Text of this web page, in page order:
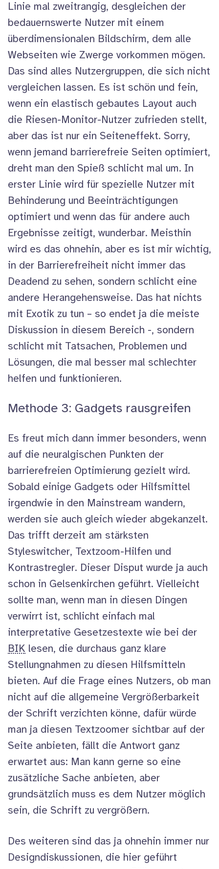
Linie mal zweitrangig, desgleichen der
bedauernswerte Nutzer mit einem
überdimensionalen Bildschirm, dem alle
Webseiten wie Zwerge vorkommen mögen.
Das sind alles Nutzergruppen, die sich nicht
vergleichen lassen. Es ist schön und fein,
wenn ein elastisch gebautes Layout auch
die Riesen-Monitor-Nutzer zufrieden stellt,
aber das ist nur ein Seiteneffekt. Sorry,
wenn jemand barrierefreie Seiten optimiert,
dreht man den Spieß schlicht mal um. In
erster Linie wird für spezielle Nutzer mit
Behinderung und Beeinträchtigungen
optimiert und wenn das für andere auch
Ergebnisse zeitigt, wunderbar. Meisthin
wird es das ohnehin, aber es ist mir wichtig,
in der Barrierefreiheit nicht immer das
Deadend zu sehen, sondern schlicht eine
andere Herangehensweise. Das hat nichts
mit Exotik zu tun – so endet ja die meiste
Diskussion in diesem Bereich -, sondern
schlicht mit Tatsachen, Problemen und
Lösungen, die mal besser mal schlechter
helfen und funktionieren.
Methode 3: Gadgets rausgreifen
Es freut mich dann immer besonders, wenn
auf die neuralgischen Punkten der
barrierefreien Optimierung gezielt wird.
Sobald einige Gadgets oder Hilfsmittel
irgendwie in den Mainstream wandern,
werden sie auch gleich wieder abgekanzelt.
Das trifft derzeit am stärksten
Styleswitcher, Textzoom-Hilfen und
Kontrastregler. Dieser Disput wurde ja auch
schon in Gelsenkirchen geführt. Vielleicht
sollte man, wenn man in diesen Dingen
verwirrt ist, schlicht einfach mal
interpretative Gesetzestexte wie bei der
BIK lesen, die durchaus ganz klare
Stellungnahmen zu diesen Hilfsmitteln
bieten. Auf die Frage eines Nutzers, ob man
nicht auf die allgemeine Vergrößerbarkeit
der Schrift verzichten könne, dafür würde
man ja diesen Textzoomer sichtbar auf der
Seite anbieten, fällt die Antwort ganz
erwartet aus: Man kann gerne so eine
zusätzliche Sache anbieten, aber
grundsätzlich muss es dem Nutzer möglich
sein, die Schrift zu vergrößern.
Des weiteren sind das ja ohnehin immer nur
Designdiskussionen, die hier geführt